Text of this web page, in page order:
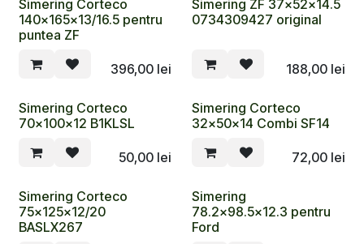
Simering Corteco
140x165x13/16.5 pentru
puntea ZF
396,00 lei
Simering ZF 37x52x14.5
0734309427 original
188,00lei
Simering Corteco
70x100x12 B1KLSL
50,00 lei
Simering Corteco
32x50x14 Combi SF14
72,00lei
Simering Corteco
75x125x12/20
BASLX267
Simering
78.2x98.5x12.3 pentru
Ford